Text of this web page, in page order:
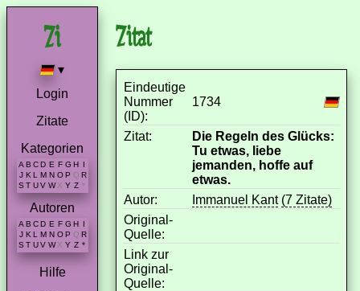
▾
Login
Zitate
Kategorien
A B C D E F G H I
J K L M N O P Q R
S T U V W X Y Z *
Autoren
A B C D E F G H
J K L M N O P Q R
S T U V W X Y Z *
Hilfe
Zitat
Eindeutige
Nummer
(ID):
1734
Zitat:
Die Regeln des Glücks:
Tu etwas, liebe
jemanden, hoffe auf
etwas.
Autor:
Immanuel Kant (7 Zitate)
Original-
Quelle:
Link zur
Original-
Quelle: